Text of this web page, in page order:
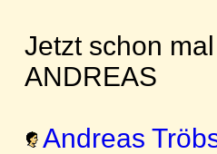
Jetzt schon
ANDREAS
Andreas